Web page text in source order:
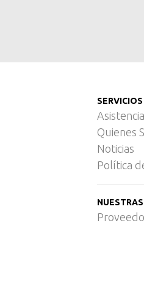
SERVICIOS
Quienes
Noticias
Política